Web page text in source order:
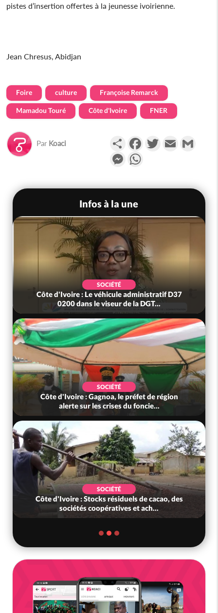
pistes d’insertion offertes à la jeunesse ivoirienne.
Jean Chresus, Abidjan
Foire culture Françoise Remarck
Mamadou Touré Côte d'Ivoire FNER
Par Koaci PartagerFacebookTwitterEmail
Messenger
Infos à la une
SOCIÉTÉ
Côte d'Ivoire : Le véhicule administratif D37
0200 dans le viseur de la DGT...
SOCIÉTÉ
Côte d'Ivoire : Gagnoa, le préfet de région
alerte sur les crises du foncie...
SOCIÉTÉ
Côte d'Ivoire : Stocks résiduels de cacao, des
sociétés coopératives et ach...